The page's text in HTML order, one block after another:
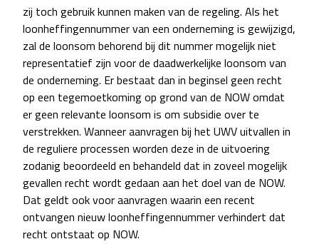
zij toch gebruik kunnen maken van de regeling. Als het
loonheffingennummer van een onderneming is gewijzigd,
zal de loonsom behorend bij dit nummer mogelijk niet
representatief zijn voor de daadwerkelijke loonsom van
de onderneming. Er bestaat dan in beginsel geen recht
op een tegemoetkoming op grond van de NOW omdat
er geen relevante loonsom is om subsidie over te
verstrekken. Wanneer aanvragen bij het UWV uitvallen in
de reguliere processen worden deze in de uitvoering
zodanig beoordeeld en behandeld dat in zoveel mogelijk
gevallen recht wordt gedaan aan het doel van de NOW.
Dat geldt ook voor aanvragen waarin een recent
ontvangen nieuw loonheffingennummer verhindert dat
recht ontstaat op NOW.